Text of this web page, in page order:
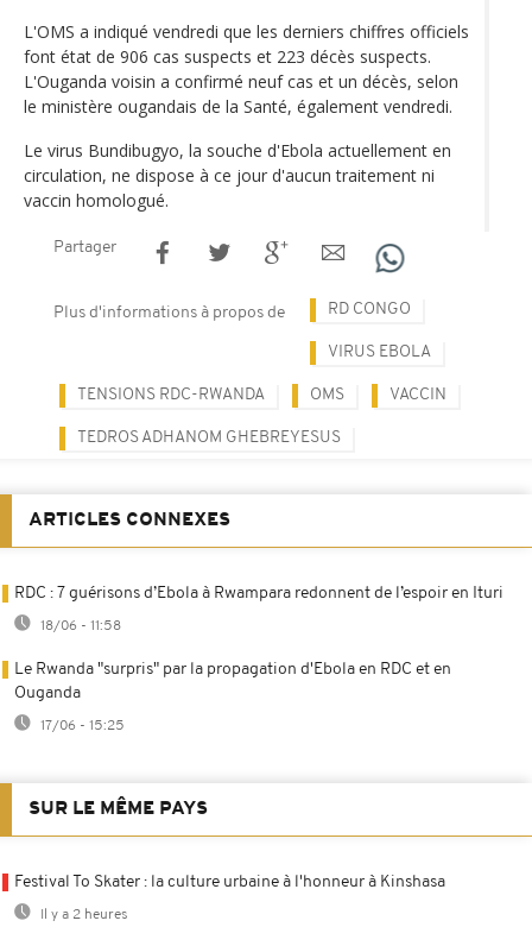
L'OMS a indiqué vendredi que les derniers chiffres officiels
font état de 906 cas suspects et 223 décès suspects.
L'Ouganda voisin a confirmé neuf cas et un décès, selon
le ministère ougandais de la Santé, également vendredi.
Le virus Bundibugyo, la souche d'Ebola actuellement en
circulation, ne dispose à ce jour d'aucun traitement ni
vaccin homologué.
Partager
Plus d'informations à propos de RD CONGO
VIRUS EBOLA
TENSIONS RDC-RWANDA OMS VACCIN
TEDROS ADHANOM GHEBREYESUS
ARTICLES CONNEXES
RDC : 7 guérisons d’Ebola à Rwampara redonnent de l’espoir en Ituri
18/06 - 11:58
Le Rwanda "surpris" par la propagation d'Ebola en RDC et en
Ouganda
17/06 - 15:25
SUR LE MÊME PAYS
Festival To Skater : la culture urbaine à l'honneur à Kinshasa
Il y a 2 heures